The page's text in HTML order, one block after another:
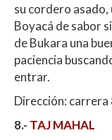
su cordero asado,
Boyacá de sabor
de Bukara una
paciencia
entrar.
Dirección: carrera
8.- TAJ MAHAL